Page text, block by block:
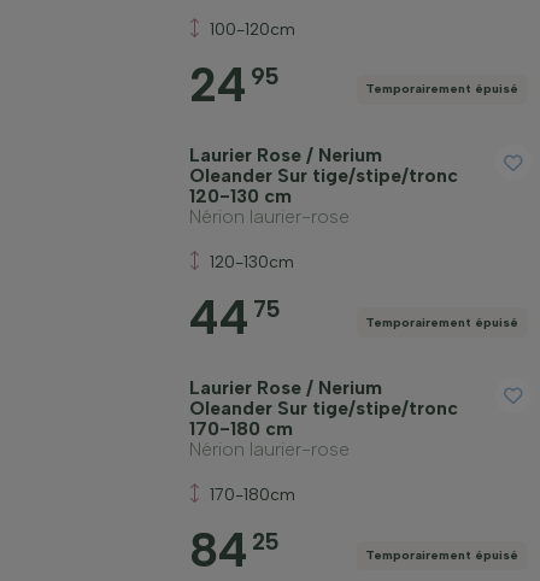
100-120cm
24 95 Temporairement épuisé
Laurier Rose / Nerium
Oleander Sur tige/stipe/tronc
120-130 cm
Nérion laurier-rose
120-130cm
44 75 Temporairement épuisé
Laurier Rose / Nerium
Oleander Sur tige/stipe/tronc
170-180 cm
Nérion laurier-rose
170-180cm
84 25 Temporairement épuisé